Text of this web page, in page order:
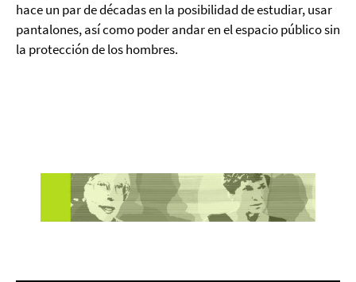
hace un par de décadas en la posibilidad de estudiar, usar
pantalones, así como poder andar en el espacio público sin
la protección de los hombres.